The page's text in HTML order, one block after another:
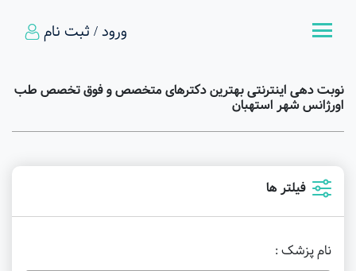
ورود / ثبت نام
نوبت دهی اینترنتی بهترین دکترهای متخصص و فوق تخصص طب
اورژانس شهر استهبان
فیلتر ها
نام پزشک :